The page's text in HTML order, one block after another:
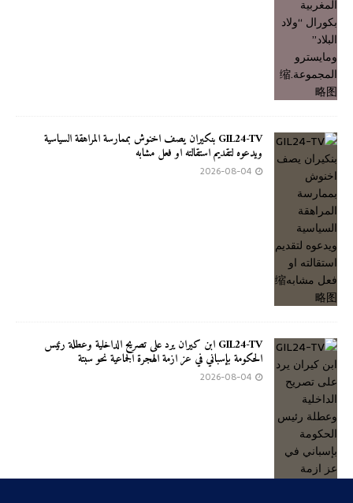
GIL24-TV بنكيران يصف اخنوش بممارسة المراهقة السياسية
ويدعوه لتقديم استقالته او فعل مشابه
2026-08-04
GIL24-TV ابن كيران يرد على تصريح الداخلية وعطلة رئيس
الحكومة بإسباني في عز ازمة الهجرة الجماعية نحو سبتة
2026-08-04